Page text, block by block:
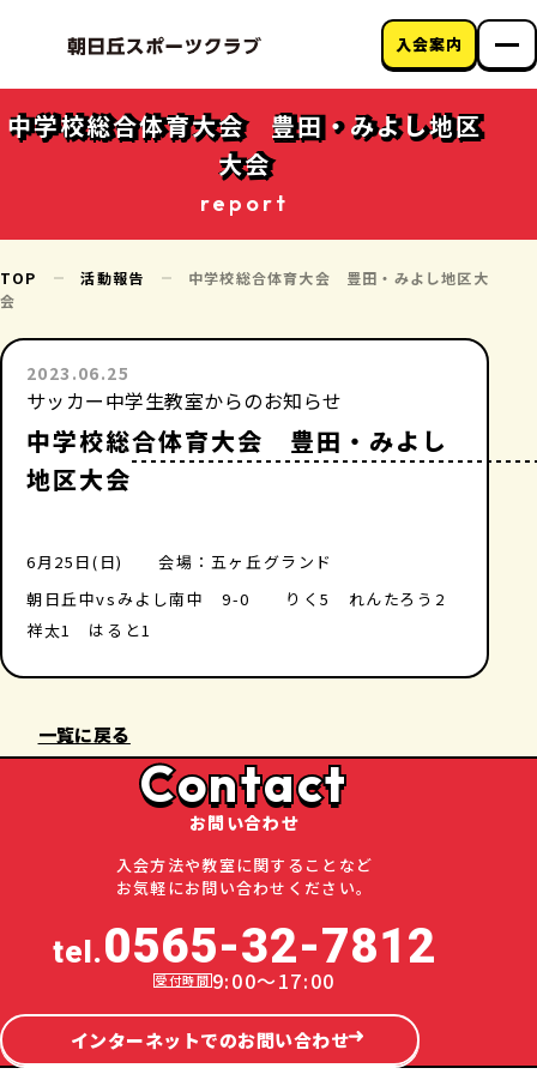
朝日丘スポーツク
ラブについて
教室のご案内
お問い合わせ
入会案内
中学校総合体育大会 豊田・みよし地区
大会
report
TOP 活動報告
中学校総合体育大会 豊田・みよし地区大
会
2023.06.25
サッカー中学生教室からのお知らせ
中学校総合体育大会 豊田・みよし
地区大会
6月25日(日) 会場：五ヶ丘グランド
朝日丘中vsみよし南中 9-0 りく5 れんたろう2
祥太1 はると1
一覧に戻る
Contact
お問い合わせ
入会方法や教室に関することなど
お気軽にお問い合わせください。
tel.0565-32-7812
9:00～17:00
インターネットでのお問い合わせ